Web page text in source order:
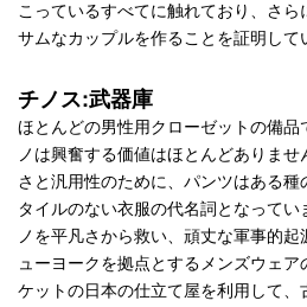
こっているすべてに触れており、さ
サムなカップルを作ることを証明して
チノス:武器庫
ほとんどの男性用クローゼットの備品
ノは興奮する価値はほとんどありま
さと汎用性のために、パンツはある種
タイルのない衣服の代名詞となって
ノを平凡さから救い、頑丈な軍事的
ューヨークを拠点とするメンズウェ
ケットの日本の仕立て屋を利用して、